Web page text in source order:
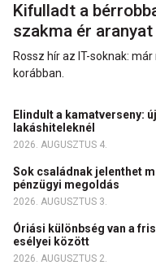
Kifulladt a
szakma ér aranyat
Rossz hír az IT-soknak:
korábban.
Elindult a kamatverseny:
lakáshiteleknél
2026. AUGUSZTUS 4.
Sok családnak jelenthet
pénzügyi megoldás
2026. AUGUSZTUS 3.
Óriási különbség van a
esélyei között
2026. AUGUSZTUS 2.